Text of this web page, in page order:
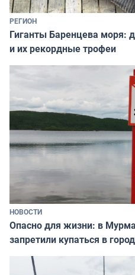
РЕГИОН
Гиганты Баренцева моря:
и их рекордные трофеи
НОВОСТИ
Опасно для жизни: в
запретили купаться в